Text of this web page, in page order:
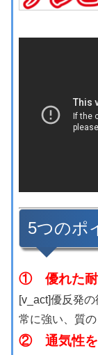
5つのポ
① 優れた耐
[v_act]優反発
常に強い、質
② 通気性を